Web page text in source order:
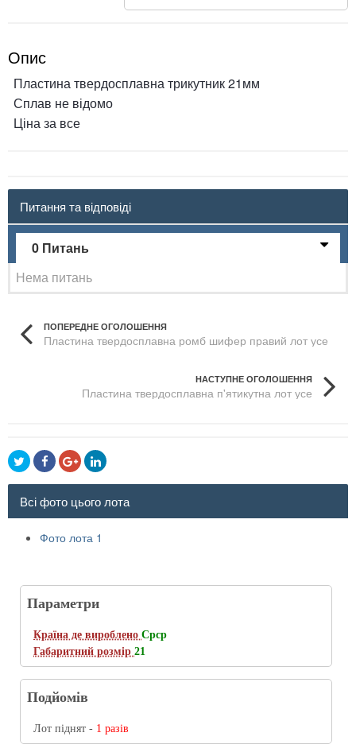
Опис
Пластина твердосплавна трикутник 21мм
Сплав не відомо
Ціна за все
Питання та відповіді
0 Питань
Нема питань
ПОПЕРЕДНЕ ОГОЛОШЕННЯ
Пластина твердосплавна ромб шифер правий лот усе
НАСТУПНЕ ОГОЛОШЕННЯ
Пластина твердосплавна п'ятикутна лот усе
Всі фото цього лота
Фото лота 1
Параметри
Країна де вироблено Срср
Габаритний розмір 21
Подйомів
Лот піднят - 1 разів